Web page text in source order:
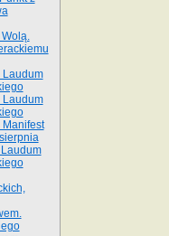
Laudum
Laudum